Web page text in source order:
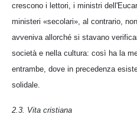
crescono i lettori, i ministri
ministeri «secolari», al contrario,
avveniva allorché si stavano
società e nella cultura: così ha la
entrambe, dove in precedenza
solidale.
2.3. Vita cristiana